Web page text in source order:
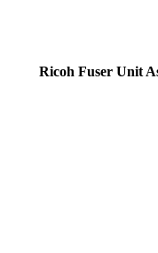
Ricoh Fuser Unit